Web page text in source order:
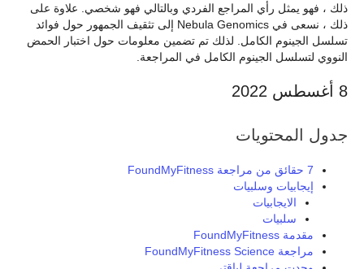
ذلك ، فهو يمثل رأي المراجع الفردي وبالتالي فهو شخصي. علاوة على
ذلك ، نسعى في Nebula Genomics إلى تثقيف الجمهور حول فوائد
تسلسل الجينوم الكامل. لذلك تم تضمين معلومات حول اختبار الحمض
النووي لتسلسل الجينوم الكامل في المراجعة.
8 أغسطس 2022
جدول المحتويات
7 حقائق من مراجعة FoundMyFitness
إيجابيات وسلبيات
الايجابيات
سلبيات
مقدمة FoundMyFitness
مراجعة FoundMyFitness Science